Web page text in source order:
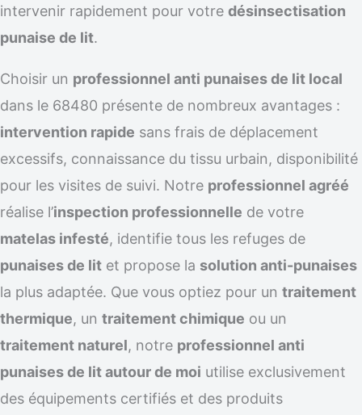
intervenir rapidement pour votre désinsectisation
punaise de lit.
Choisir un professionnel anti punaises de lit local
dans le 68480 présente de nombreux avantages :
intervention rapide sans frais de déplacement
excessifs, connaissance du tissu urbain, disponibilité
pour les visites de suivi. Notre professionnel agréé
réalise l’inspection professionnelle de votre
matelas infesté, identifie tous les refuges de
punaises de lit et propose la solution anti-punaises
la plus adaptée. Que vous optiez pour un traitement
thermique, un traitement chimique ou un
traitement naturel, notre professionnel anti
punaises de lit autour de moi utilise exclusivement
des équipements certifiés et des produits